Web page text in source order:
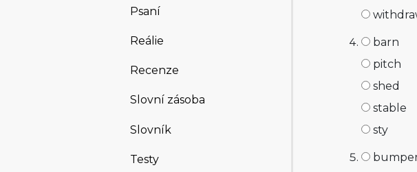
Psaní
Reálie
Recenze
Slovní zásoba
Slovník
Testy
barn
pitch
shed
stable
sty